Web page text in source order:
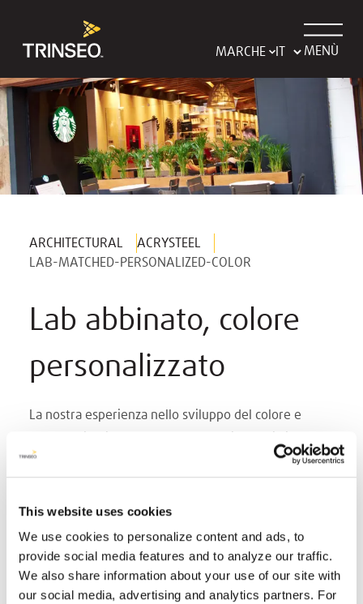
This website uses cookies
We use cookies to personalize content and ads, to
provide social media features and to analyze our traffic.
We also share information about your use of our site with
our social media, advertising and analytics partners. For
MARCHE MENÙ
ARCHITECTURAL
ACRYSTEEL
LAB-MATCHED-PERSONALIZED-COLOR
Lab abbinato, colore
personalizzato
La nostra esperienza nello sviluppo del colore e
direttamente a fianco dei nostri clienti ha dimostrato
entrambe le parti, più e più volte. Con oltre 100 anni
del colore, soddisfiamo le esigenze specifiche dei
nostri clienti e forniamo loro il risultato vincente.
Per maggiori dettagli su questo programma e sulle